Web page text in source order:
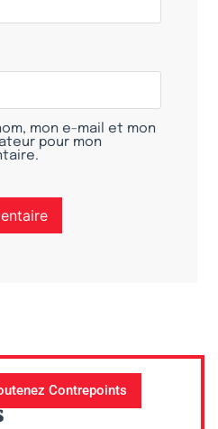
mon e-mail et mon
pour mon
Contrepoints